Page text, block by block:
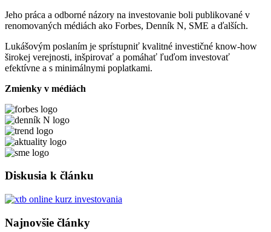
Jeho práca a odborné názory na investovanie boli publikované v
renomovaných médiách ako Forbes, Denník N, SME a ďalších.
Lukášovým poslaním je sprístupniť kvalitné investičné know-how
širokej verejnosti, inšpirovať a pomáhať ľuďom investovať
efektívne a s minimálnymi poplatkami.
Zmienky v médiách
Diskusia k článku
Najnovšie články